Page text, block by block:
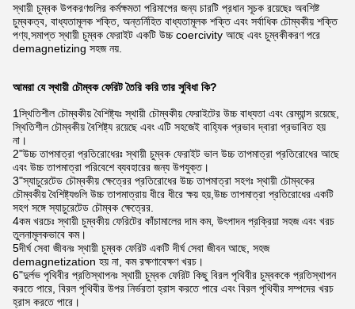
স্থায়ী চুম্বক উপকরণগুলির কর্মক্ষমতা পরিমাপের জন্য চারটি প্রধান সূচক রয়েছেঃ অবশিষ্ট
চুম্বকত্ব, বাধ্যতামূলক শক্তি, অন্তর্নিহিত বাধ্যতামূলক শক্তি এবং সর্বাধিক চৌম্বকীয় শক্তি
পণ্য,সমাপ্ত স্থায়ী চুম্বক ফেরাইট একটি উচ্চ coercivity আছে এবং চুম্বকীকরণ পরে
demagnetizing সহজ নয়.
আমরা যে স্থায়ী চৌম্বক ফেরিট তৈরি করি তার সুবিধা কি?
1স্থিতিশীল চৌম্বকীয় বৈশিষ্ট্যঃ স্থায়ী চৌম্বকীয় ফেরাইটের উচ্চ বাধ্যতা এবং রেম্যান্স রয়েছে,
স্থিতিশীল চৌম্বকীয় বৈশিষ্ট্য রয়েছে এবং এটি সহজেই বাহ্যিক প্রভাব দ্বারা প্রভাবিত হয়
না।
2"উচ্চ তাপমাত্রা প্রতিরোধেরঃ স্থায়ী চুম্বক ফেরাইট ভাল উচ্চ তাপমাত্রা প্রতিরোধের আছে
এবং উচ্চ তাপমাত্রা পরিবেশে ব্যবহারের জন্য উপযুক্ত।
3"স্যাচুরেটেড চৌম্বকীয় ক্ষেত্রের প্রতিরোধের উচ্চ তাপমাত্রা সহগঃ স্থায়ী চৌম্বকের
চৌম্বকীয় বৈশিষ্ট্যগুলি উচ্চ তাপমাত্রায় ধীরে ধীরে ক্ষয় হয়,উচ্চ তাপমাত্রা প্রতিরোধের একটি
সহগ সঙ্গে স্যাচুরেটেড চৌম্বক ক্ষেত্রের.
4কম খরচেঃ স্থায়ী চুম্বকীয় ফেরিটের কাঁচামালের দাম কম, উৎপাদন প্রক্রিয়া সহজ এবং খরচ
তুলনামূলকভাবে কম।
5দীর্ঘ সেবা জীবনঃ স্থায়ী চুম্বক ফেরিট একটি দীর্ঘ সেবা জীবন আছে, সহজ
demagnetization হয় না, কম রক্ষণাবেক্ষণ খরচ।
6"দুর্লভ পৃথিবীর প্রতিস্থাপনঃ স্থায়ী চুম্বক ফেরিট কিছু বিরল পৃথিবীর চুম্বককে প্রতিস্থাপন
করতে পারে, বিরল পৃথিবীর উপর নির্ভরতা হ্রাস করতে পারে এবং বিরল পৃথিবীর সম্পদের খরচ
হ্রাস করতে পারে।